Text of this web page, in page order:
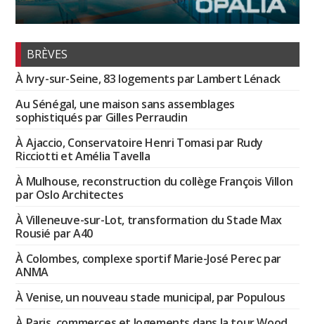
BRÈVES
À Ivry-sur-Seine, 83 logements par Lambert Lénack
Au Sénégal, une maison sans assemblages
sophistiqués par Gilles Perraudin
À Ajaccio, Conservatoire Henri Tomasi par Rudy
Ricciotti et Amélia Tavella
À Mulhouse, reconstruction du collège François Villon
par Oslo Architectes
À Villeneuve-sur-Lot, transformation du Stade Max
Rousié par A40
À Colombes, complexe sportif Marie-José Perec par
ANMA
À Venise, un nouveau stade municipal, par Populous